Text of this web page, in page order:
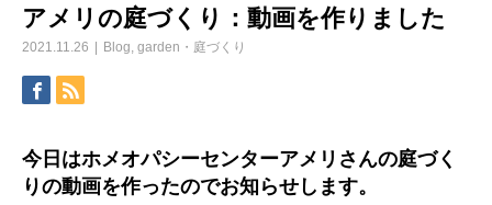
アメリの庭づくり：動画を作りました
2021.11.26 Blog, garden・庭づくり
今日はホメオパシーセンターアメリさんの庭づく
りの動画を作ったのでお知らせします。